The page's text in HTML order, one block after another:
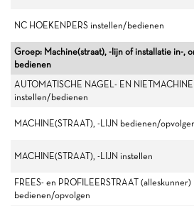
NC HOEKENPERS instellen/bedienen
Groep: Machine(straat), -lijn of installatie in-,
bedienen
AUTOMATISCHE NAGEL- EN NIETMACHINE
instellen/bedienen
MACHINE(STRAAT), -LIJN bedienen/
MACHINE(STRAAT), -LIJN instellen
FREES- en PROFILEERSTRAAT (alleskunner)
bedienen/opvolgen